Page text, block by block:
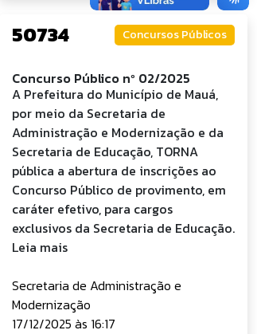
50734 Concursos Públicos
Concurso Público nº 02/2025
A Prefeitura do Município de Mauá,
por meio da Secretaria de
Administração e Modernização e da
Secretaria de Educação, TORNA
pública a abertura de inscrições ao
Concurso Público de provimento, em
caráter efetivo, para cargos
exclusivos da Secretaria de Educação.
Leia mais
Secretaria de Administração e
Modernização
17/12/2025 às 16:17